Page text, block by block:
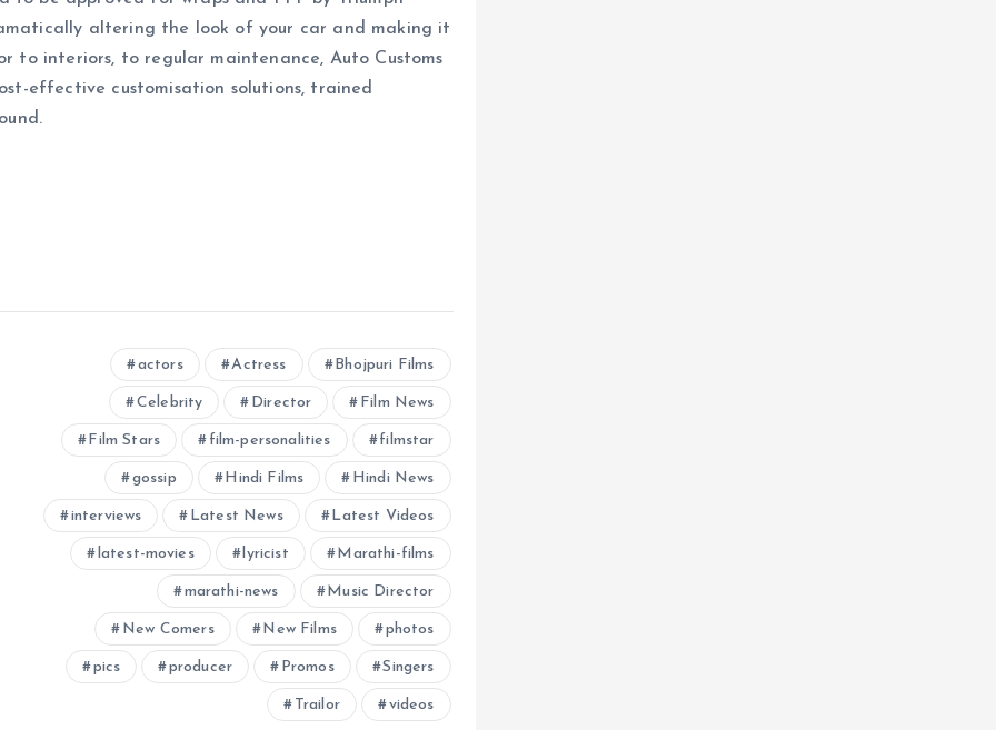
altering the look of your car and making it
to interiors, to regular maintenance, Auto Customs
effective customisation solutions, trained
actors Actress Bhojpuri Films
Celebrity Director Film News
Film Stars film-personalities filmstar
gossip Hindi Films Hindi News
interviews Latest News Latest Videos
latest-movies lyricist Marathi-films
marathi-news Music Director
New Comers New Films photos
pics producer Promos Singers
Trailor videos